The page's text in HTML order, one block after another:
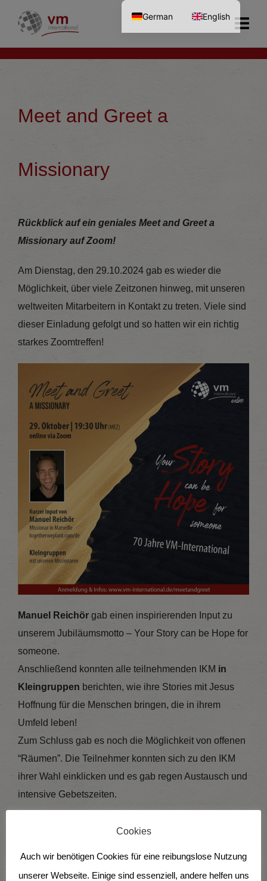
Meet and Greet a
Missionary
Rückblick auf ein geniales Meet and Greet a
Missionary auf Zoom!
Am Dienstag, den 29.10.2024 gab es wieder die
Möglichkeit, über viele Zeitzonen hinweg, mit unseren
weltweiten Mitarbeitern in Kontakt zu treten. Viele sind
dieser Einladung gefolgt und so hatten wir ein richtig
starkes Zoomtreffen!
Manuel Reichör gab einen inspirierenden Input zu
unserem Jubiläumsmotto – Your Story can be Hope for
someone.
Anschließend konnten alle teilnehmenden IKM in
Kleingruppen berichten, wie ihre Stories mit Jesus
Hoffnung für die Menschen bringen, die in ihrem
Umfeld leben!
Zum Schluss gab es noch die Möglichkeit von offenen
“Räumen”. Die Teilnehmer konnten sich zu den IKM
ihrer Wahl einklicken und es gab regen Austausch und
intensive Gebetszeiten.
Vielen Dank an alle, die dabei waren. Das nächste
Meet and Greet a Missionary kommt bestimmt.
Verpasst es nicht!Wir freuen uns auf euch!
Cookies
Auch wir benötigen Cookies für eine reibungslose Nutzung
unserer Webseite. Einige sind essenziell, andere helfen uns
German English